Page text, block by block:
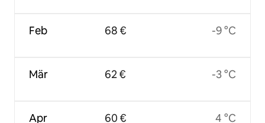
Feb
Mär
Apr
68 €
62 €
60 €
-9 °C
-3 °C
4 °C